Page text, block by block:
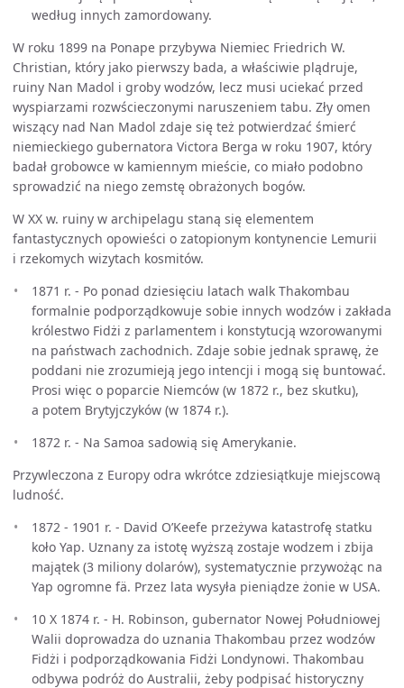
według innych zamordowany.
W roku 1899 na Ponape przybywa Niemiec Friedrich W.
Christian, który jako pierwszy bada, a właściwie plądruje,
ruiny Nan Madol i groby wodzów, lecz musi uciekać przed
wyspiarzami rozwścieczonymi naruszeniem tabu. Zły omen
wiszący nad Nan Madol zdaje się też potwierdzać śmierć
niemieckiego gubernatora Victora Berga w roku 1907, który
badał grobowce w kamiennym mieście, co miało podobno
sprowadzić na niego zemstę obrażonych bogów.
W XX w. ruiny w archipelagu staną się elementem
fantastycznych opowieści o zatopionym kontynencie Lemurii
i rzekomych wizytach kosmitów.
1871 r. - Po ponad dziesięciu latach walk Thakombau
formalnie podporządkowuje sobie innych wodzów i zakłada
królestwo Fidżi z parlamentem i konstytucją wzorowanymi
na państwach zachodnich. Zdaje sobie jednak sprawę, że
poddani nie zrozumieją jego intencji i mogą się buntować.
Prosi więc o poparcie Niemców (w 1872 r., bez skutku),
a potem Brytyjczyków (w 1874 r.).
1872 r. - Na Samoa sadowią się Amerykanie.
Przywleczona z Europy odra wkrótce zdziesiątkuje miejscową
ludność.
1872 - 1901 r. - David O’Keefe przeżywa katastrofę statku
koło Yap. Uznany za istotę wyższą zostaje wodzem i zbija
majątek (3 miliony dolarów), systematycznie przywożąc na
Yap ogromne fä. Przez lata wysyła pieniądze żonie w USA.
10 X 1874 r. - H. Robinson, gubernator Nowej Południowej
Walii doprowadza do uznania Thakombau przez wodzów
Fidżi i podporządkowania Fidżi Londynowi. Thakombau
odbywa podróż do Australii, żeby podpisać historyczny